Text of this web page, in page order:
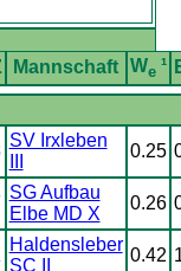
Mannschaft We¹
SV Irxleben
0.25
SG Aufbau
Elbe MD X
0.26
Haldensleber
SC II
0.42